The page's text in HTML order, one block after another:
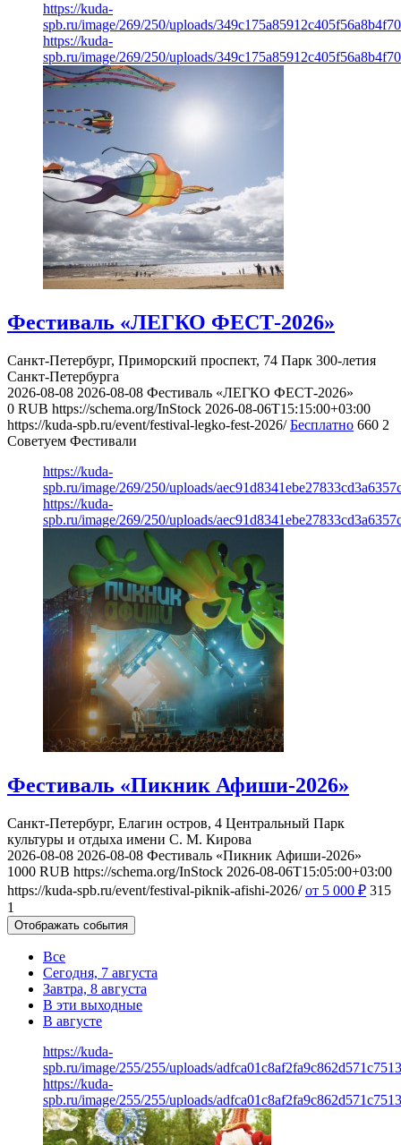
https://kuda-
spb.ru/image/269/250/uploads/
https://kuda-
spb.ru/image/269/250/uploads/
Фестиваль «ЛЕГКО ФЕСТ-2026»
Санкт-Петербург, Приморский проспект, 74 Парк 300-летия
Санкт-Петербурга
2026-08-08 2026-08-08 Фестиваль «ЛЕГКО ФЕСТ-2026»
0 RUB https://schema.org/InStock 2026-08-06T15:15:00+03:00
https://kuda-spb.ru/event/festival-legko-fest-2026/ Бесплатно 660 2
Советуем Фестивали
https://kuda-
spb.ru/image/269/250/uploads/
https://kuda-
spb.ru/image/269/250/uploads/
Фестиваль «Пикник Афиши-2026»
Санкт-Петербург, Елагин остров, 4 Центральный Парк
культуры и отдыха имени С. М. Кирова
2026-08-08 2026-08-08 Фестиваль «Пикник Афиши-2026»
1000 RUB https://schema.org/InStock 2026-08-06T15:05:00+03:00
https://kuda-spb.ru/event/festival-piknik-afishi-2026/ от 5 000 ₽ 315
1
Отображать события
Все
Сегодня, 7 августа
Завтра, 8 августа
В эти выходные
В августе
https://kuda-
spb.ru/image/255/255/uploads/
https://kuda-
spb.ru/image/255/255/uploads/